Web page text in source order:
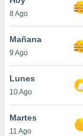
en
más
nuestra
de
8 Ago
Mañana
9 Ago
Lunes
10 Ago
Martes
11 Ago